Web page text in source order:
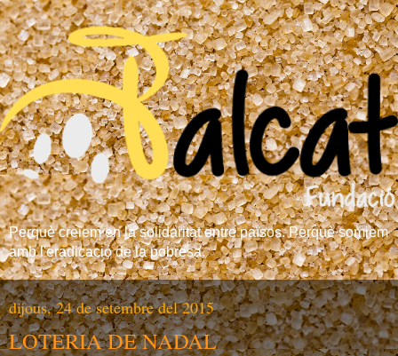
Perquè creiem en la solidaritat entre països. Perquè somiem
amb l'eradicació de la pobresa.
dijous, 24 de setembre del 2015
LOTERIA DE NADAL